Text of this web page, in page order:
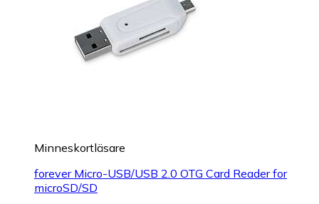
Minneskortläsare
forever Micro-USB/USB 2.0 OTG Card Reader for
microSD/SD